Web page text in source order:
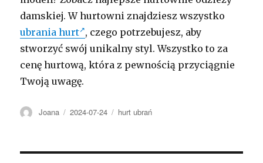
damskiej. W hurtowni znajdziesz wszystko
ubrania hurt , czego potrzebujesz, aby
stworzyć swój unikalny styl. Wszystko to za
cenę hurtową, która z pewnością przyciągnie
Twoją uwagę.
Autor
Joana Opublikowano
2024-07-24 Kategorie
hurt ubrań